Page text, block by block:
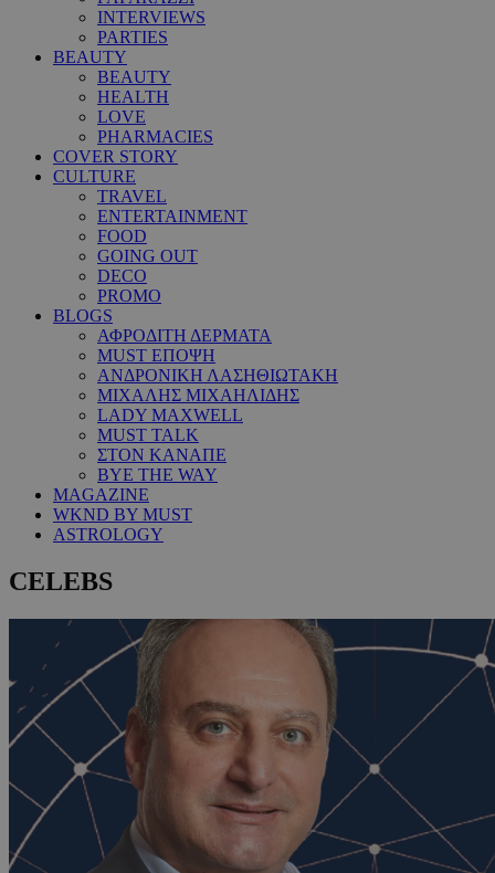
INTERVIEWS
PARTIES
BEAUTY
BEAUTY
HEALTH
LOVE
PHARMACIES
COVER STORY
CULTURE
TRAVEL
ENTERTAINMENT
FOOD
GOING OUT
DECO
PROMO
BLOGS
ΑΦΡΟΔΙΤΗ ΔΕΡΜΑΤΑ
MUST ΕΠΟΨΗ
ΑΝΔΡΟΝΙΚΗ ΛΑΣΗΘΙΩΤΑΚΗ
ΜΙΧΑΛΗΣ ΜΙΧΑΗΛΙΔΗΣ
LADY MAXWELL
MUST TALK
ΣΤΟΝ ΚΑΝΑΠΕ
BYE THE WAY
MAGAZINE
WKND BY MUST
ASTROLOGY
CELEBS